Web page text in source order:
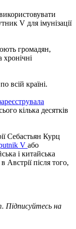
V для імунізації
громадян,
всій країні.
кілька десятків
Себастьян Курц
V або
і китайська
Австрії після того,
Підписуйтесь на